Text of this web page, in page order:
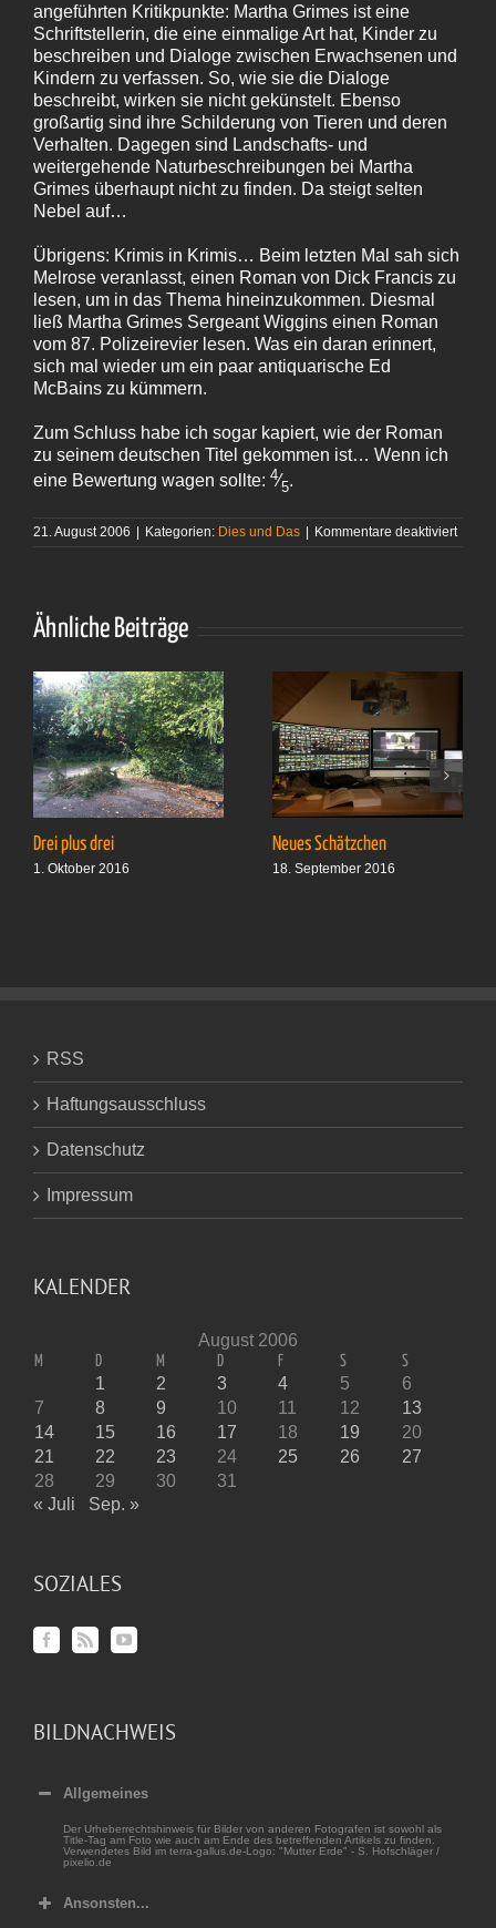
angeführten Kritikpunkte: Martha Grimes ist eine
Schriftstellerin, die eine einmalige Art hat, Kinder zu
beschreiben und Dialoge zwischen Erwachsenen und
Kindern zu verfassen. So, wie sie die Dialoge
beschreibt, wirken sie nicht gekünstelt. Ebenso
großartig sind ihre Schilderung von Tieren und deren
Verhalten. Dagegen sind Landschafts- und
weitergehende Naturbeschreibungen bei Martha
Grimes überhaupt nicht zu finden. Da steigt selten
Nebel auf…
Übrigens: Krimis in Krimis… Beim letzten Mal sah sich
Melrose veranlasst, einen Roman von Dick Francis zu
lesen, um in das Thema hineinzukommen. Diesmal
ließ Martha Grimes Sergeant Wiggins einen Roman
vom 87. Polizeirevier lesen. Was ein daran erinnert,
sich mal wieder um ein paar antiquarische Ed
McBains zu kümmern.
Zum Schluss habe ich sogar kapiert, wie der Roman
zu seinem deutschen Titel gekommen ist… Wenn ich
eine Bewertung wagen sollte: 4⁄5.
21. August 2006 Kategorien: Dies und Das Kommentare deaktiviertfür
Ähnliche Beiträge
Drei plus drei
1. Oktober 2016
Neues Schätzchen
18. September 2016
RSS
Haftungsausschluss
Datenschutz
Impressum
KALENDER
August 2006
M D M D F S S
1 2 3 4 5
6
7
8 9 10 11 12
13
14
15 16 17 18 19
20
21
22 23 24 25 26
27
28
29 30
31
« Juli
Sep. »
SOZIALES
BILDNACHWEIS
Allgemeines
Der Urheberrechtshinweis für Bilder von anderen Fotografen ist sowohl als
Title-Tag am Foto wie auch am Ende des betreffenden Artikels zu finden.
Verwendetes Bild im terra-gallus.de-Logo: "Mutter Erde" - S. Hofschläger /
pixelio.de
Ansonsten...